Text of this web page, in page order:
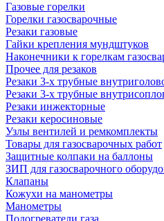
Газовые горелки
Горелки газосварочные
Резаки газовые
Гайки крепления мундштуков
Наконечники к горелкам
Прочее для резаков
Резаки 3-х трубные
Резаки 3-х трубные
Резаки инжекторные
Резаки керосиновые
Узлы вентилей и ремкомплекты
Товары для газосварочных работ
Защитные колпаки на баллоны
ЗИП для газосварочного
Клапаны
Кожухи на манометры
Манометры
Подогреватели газа